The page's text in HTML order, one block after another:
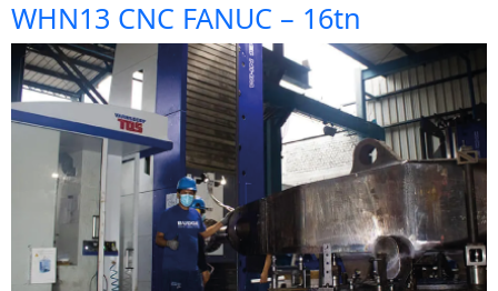
WHN13 CNC FANUC – 16tn